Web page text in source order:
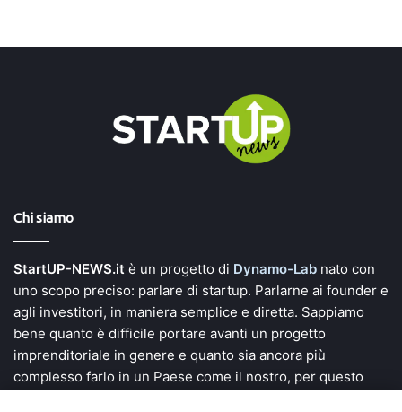
Chi siamo
StartUP-NEWS.it è un progetto di Dynamo-Lab nato con
uno scopo preciso: parlare di startup. Parlarne ai founder e
agli investitori, in maniera semplice e diretta. Sappiamo
bene quanto è difficile portare avanti un progetto
imprenditoriale in genere e quanto sia ancora più
complesso farlo in un Paese come il nostro, per questo